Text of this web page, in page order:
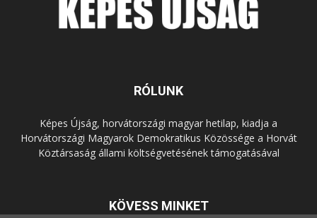
RÓLUNK
Képes Újság, horvátországi magyar hetilap, kiadja a
Horvátországi Magyarok Demokratikus Közössége a Horvát
Köztársaság állami költségvetésének támogatásával
KÖVESS MINKET